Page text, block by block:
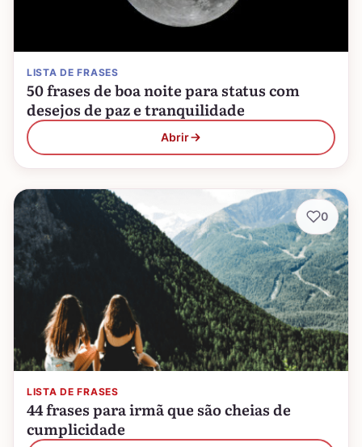
LISTA DE FRASES
50 frases de boa noite para status com
desejos de paz e tranquilidade
Abrir
LISTA DE FRASES
44 frases para irmã que são cheias de
cumplicidade
0